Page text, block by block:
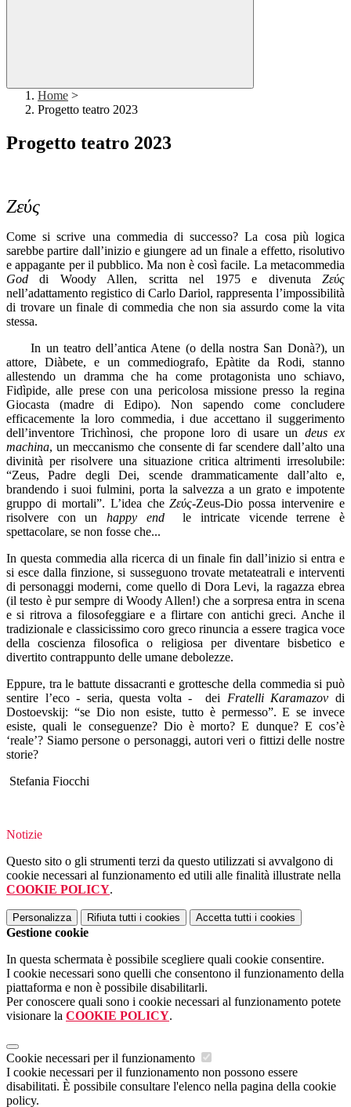
Home >
Progetto teatro 2023
Progetto teatro 2023
Zεύς
Come si scrive una commedia di successo? La cosa più logica
sarebbe partire dall’inizio e giungere ad un finale a effetto, risolutivo
e appagante per il pubblico. Ma non è così facile. La metacommedia
God di Woody Allen, scritta nel 1975 e divenuta Zεύς
nell’adattamento registico di Carlo Dariol, rappresenta l’impossibilità
di trovare un finale di commedia che non sia assurdo come la vita
stessa.
In un teatro dell’antica Atene (o della nostra San Donà?), un
attore, Diàbete, e un commediografo, Epàtite da Rodi, stanno
allestendo un dramma che ha come protagonista uno schiavo,
Fidìpide, alle prese con una pericolosa missione presso la regina
Giocasta (madre di Edipo). Non sapendo come concludere
efficacemente la loro commedia, i due accettano il suggerimento
dell’inventore Trichìnosi, che propone loro di usare un deus ex
machina, un meccanismo che consente di far scendere dall’alto una
divinità per risolvere una situazione critica altrimenti irresolubile:
“Zeus, Padre degli Dei, scende drammaticamente dall’alto e,
brandendo i suoi fulmini, porta la salvezza a un grato e impotente
gruppo di mortali”. L’idea cheZεύς-Zeus-Dio possa intervenire e
risolvere con unhappy end
le intricate vicende terrene è
spettacolare, se non fosse che...
In questa commedia alla ricerca di un finale fin dall’inizio si entra e
si esce dalla finzione, si susseguono trovate metateatrali e interventi
di personaggi moderni, come quello di Dora Levi, la ragazza ebrea
(il testo è pur sempre di Woody Allen!) che a sorpresa entra in scena
e si ritrova a filosofeggiare e a flirtare con antichi greci. Anche il
tradizionale e classicissimo coro greco rinuncia a essere tragica voce
della coscienza filosofica o religiosa per diventare bisbetico e
divertito contrappunto delle umane debolezze.
Eppure, tra le battute dissacranti e grottesche della commedia si può
sentire l’eco - seria, questa volta -
dei Fratelli Karamazovdi
Dostoevskij: “se Dio non esiste, tutto è permesso”. E se invece
esiste, quali le conseguenze? Dio è morto? E dunque? E cos’è
‘reale’? Siamo persone o personaggi, autori veri o fittizi delle nostre
storie?
Stefania Fiocchi
Notizie
Questo sito o gli strumenti terzi da questo utilizzati si avvalgono di
cookie necessari al funzionamento ed utili alle finalità illustrate nella
COOKIE POLICY.
Personalizza Rifiuta tutti i cookies Accetta tutti i cookies
Gestione cookie
In questa schermata è possibile scegliere quali cookie consentire.
I cookie necessari sono quelli che consentono il funzionamento della
piattaforma e non è possibile disabilitarli.
Per conoscere quali sono i cookie necessari al funzionamento potete
visionare la COOKIE POLICY.
Cookie necessari per il funzionamento
I cookie necessari per il funzionamento non possono essere
disabilitati. È possibile consultare l'elenco nella pagina della cookie
policy.